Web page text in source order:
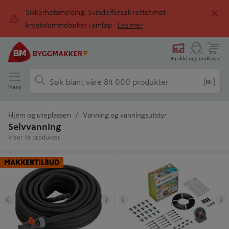
Sikkerhetsmelding: Svindelforsøk rettet mot
kryptolommebøker i omløp -
Les mer
ButikkLogg innKasse
Meny
Hjem og uteplassen Vanning og vanningsutstyr
Selvvanning
Viser 14 produkter
Svetteslange 15m - Gardena
Tidligere Neste
MAKKERTILBUD
Tidligere